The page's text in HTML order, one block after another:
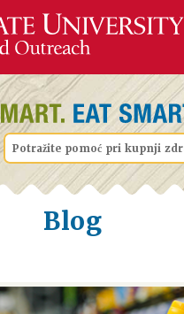
Potražite pomoć pri kupnji
Blog